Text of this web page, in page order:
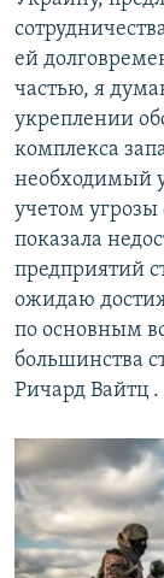
ей
частью, я
укреплении
комплекса
необходимый
учетом
показала
предприятий
ожидаю
по основным
большинства
Ричард Вайтц .